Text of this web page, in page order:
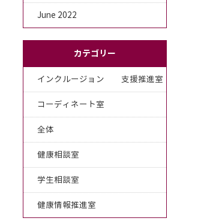
June 2022
カテゴリー
インクルージョン 支援推進室
コーディネート室
全体
健康相談室
学生相談室
健康情報推進室